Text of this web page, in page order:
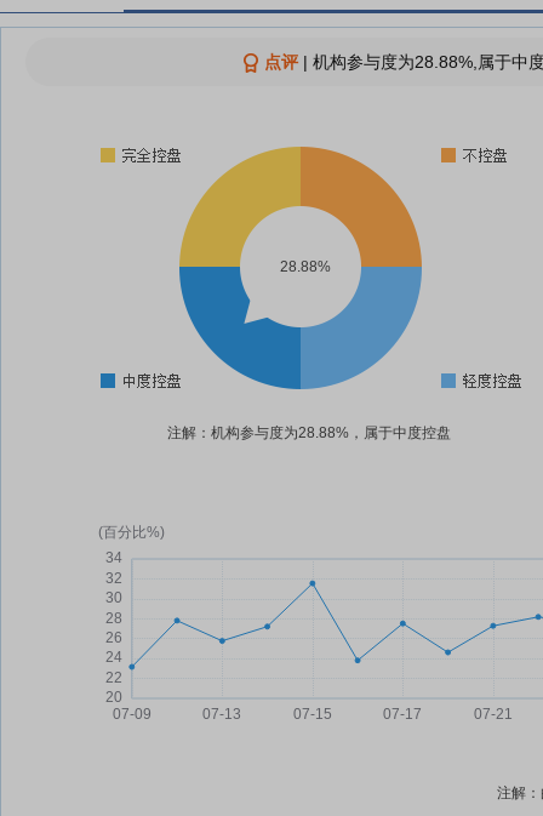
点评| 机构参与度为28.88%,属于中
28.88%
注解：机构参与度为28.88%，属于中度控盘
注解